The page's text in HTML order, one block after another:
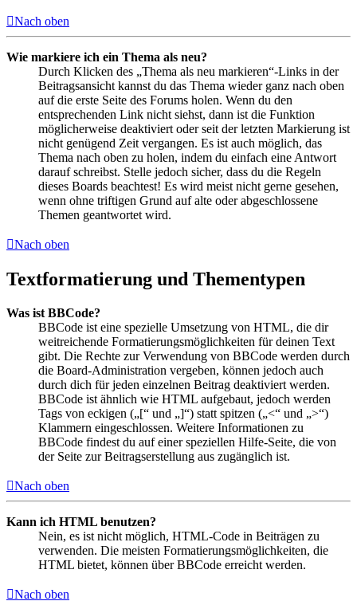
Nach oben
Wie markiere ich ein Thema als neu?
Durch Klicken des „Thema als neu markieren“-Links in der
Beitragsansicht kannst du das Thema wieder ganz nach oben
auf die erste Seite des Forums holen. Wenn du den
entsprechenden Link nicht siehst, dann ist die Funktion
möglicherweise deaktiviert oder seit der letzten Markierung ist
nicht genügend Zeit vergangen. Es ist auch möglich, das
Thema nach oben zu holen, indem du einfach eine Antwort
darauf schreibst. Stelle jedoch sicher, dass du die Regeln
dieses Boards beachtest! Es wird meist nicht gerne gesehen,
wenn ohne triftigen Grund auf alte oder abgeschlossene
Themen geantwortet wird.
Nach oben
Textformatierung und Thementypen
Was ist BBCode?
BBCode ist eine spezielle Umsetzung von HTML, die dir
weitreichende Formatierungsmöglichkeiten für deinen Text
gibt. Die Rechte zur Verwendung von BBCode werden durch
die Board-Administration vergeben, können jedoch auch
durch dich für jeden einzelnen Beitrag deaktiviert werden.
BBCode ist ähnlich wie HTML aufgebaut, jedoch werden
Tags von eckigen („[“ und „]“) statt spitzen („<“ und „>“)
Klammern eingeschlossen. Weitere Informationen zu
BBCode findest du auf einer speziellen Hilfe-Seite, die von
der Seite zur Beitragserstellung aus zugänglich ist.
Nach oben
Kann ich HTML benutzen?
Nein, es ist nicht möglich, HTML-Code in Beiträgen zu
verwenden. Die meisten Formatierungsmöglichkeiten, die
HTML bietet, können über BBCode erreicht werden.
Nach oben